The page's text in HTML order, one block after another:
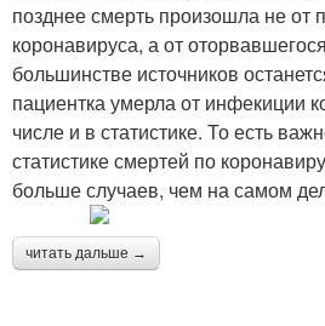
позднее смерть произошла не от
коронавируса, а от
большинстве источников
пациентка умерла от инфекиции
числе и в статистике. То есть
статистике смертей по
больше случаев, чем на самом
читать дальше →